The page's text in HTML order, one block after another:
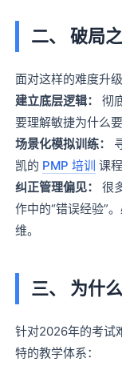
二、 破局
面对这样的难度升
建立底层逻辑：
彻
要理解敏捷为什么要
场景化模拟训练：
凯的 PMP 培训 课
纠正管理偏见：
很
作中的“错误经验”
维。
三、 为什
针对2026年的考试
特的教学体系：